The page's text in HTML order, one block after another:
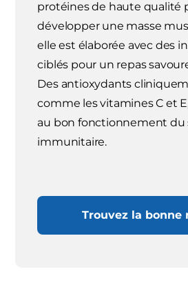
protéines de haute qualité
développer une masse
elle est élaborée avec des
ciblés pour un repas
Des antioxydants
comme les vitamines C et
au bon fonctionnement du
immunitaire.
Trouvez la bonne